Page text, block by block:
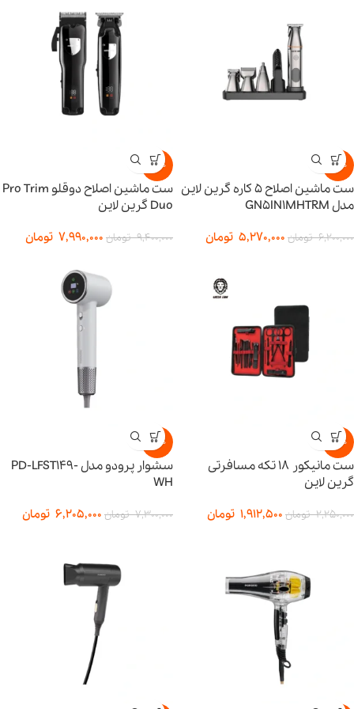
-15%
ست ماشین اصلاح 5 کاره گرین لاین
مدل GN5IN1MHTRM
6,200,000 تومان 5,270,000 تومان
-15%
ست ماشین اصلاح دوقلو Pro Trim
Duo گرین لاین
9,400,000 تومان 7,990,000 تومان
-15%
ست مانیکور ۱۸ تکه مسافرتی
گرین لاین
2,250,000 تومان 1,912,500 تومان
-15%
سشوار پرودو مدل PD-LFST149-
WH
7,300,000 تومان 6,205,000 تومان